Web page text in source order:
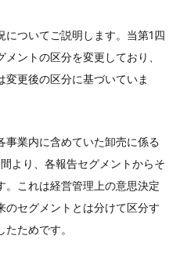
についてご説明します。当第1四
ントの区分を変更しており、
更後の区分に基づいていま
事業内に含めていた卸売に係る
より、各報告セグメントからそ
。これは経営管理上の意思決定
のセグメントとは分けて区分す
ためです。